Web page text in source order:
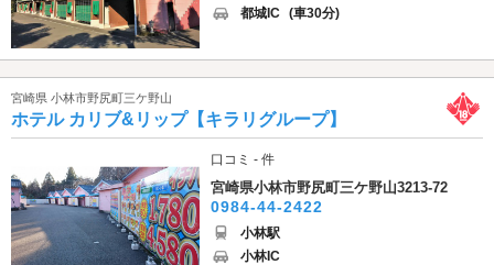
都城IC (車30分)
宮崎県 小林市野尻町三ケ野山
ホテル カリブ&リップ【キラリグループ】
口コミ - 件
宮崎県小林市野尻町三ケ野山3213-72
0984-44-2422
小林駅
小林IC